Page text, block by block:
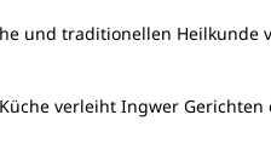
und traditionellen Heilkunde
verleiht Ingwer Gerichten